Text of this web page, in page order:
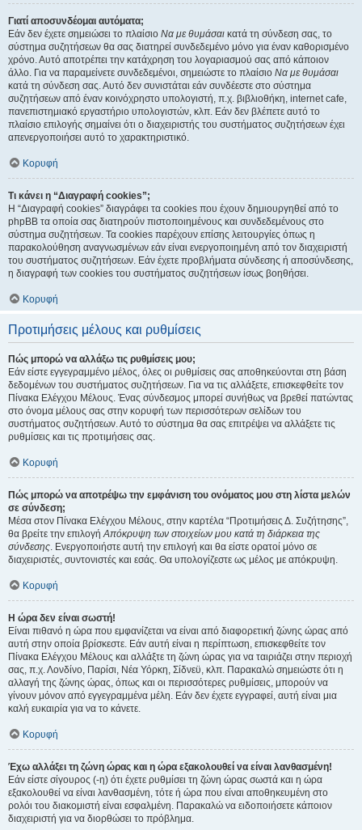
Γιατί αποσυνδέομαι αυτόματα;
Εάν δεν έχετε σημειώσει το πλαίσιο Να με θυμάσαι κατά τη σύνδεση σας, το
σύστημα συζητήσεων θα σας διατηρεί συνδεδεμένο μόνο για έναν καθορισμένο
χρόνο. Αυτό αποτρέπει την κατάχρηση του λογαριασμού σας από κάποιον
άλλο. Για να παραμείνετε συνδεδεμένοι, σημειώστε το πλαίσιο Να με θυμάσαι
κατά τη σύνδεση σας. Αυτό δεν συνιστάται εάν συνδέεστε στο σύστημα
συζητήσεων από έναν κοινόχρηστο υπολογιστή, π.χ. βιβλιοθήκη, internet cafe,
πανεπιστημιακό εργαστήριο υπολογιστών, κλπ. Εάν δεν βλέπετε αυτό το
πλαίσιο επιλογής σημαίνει ότι ο διαχειριστής του συστήματος συζητήσεων έχει
απενεργοποιήσει αυτό το χαρακτηριστικό.
Κορυφή
Τι κάνει η “Διαγραφή cookies”;
Η “Διαγραφή cookies” διαγράφει τα cookies που έχουν δημιουργηθεί από το
phpBB τα οποία σας διατηρούν πιστοποιημένους και συνδεδεμένους στο
σύστημα συζητήσεων. Τα cookies παρέχουν επίσης λειτουργίες όπως η
παρακολούθηση αναγνωσμένων εάν είναι ενεργοποιημένη από τον διαχειριστή
του συστήματος συζητήσεων. Εάν έχετε προβλήματα σύνδεσης ή αποσύνδεσης,
η διαγραφή των cookies του συστήματος συζητήσεων ίσως βοηθήσει.
Κορυφή
Προτιμήσεις μέλους και ρυθμίσεις
Πώς μπορώ να αλλάξω τις ρυθμίσεις μου;
Εάν είστε εγγεγραμμένο μέλος, όλες οι ρυθμίσεις σας αποθηκεύονται στη βάση
δεδομένων του συστήματος συζητήσεων. Για να τις αλλάξετε, επισκεφθείτε τον
Πίνακα Ελέγχου Μέλους. Ένας σύνδεσμος μπορεί συνήθως να βρεθεί πατώντας
στο όνομα μέλους σας στην κορυφή των περισσότερων σελίδων του
συστήματος συζητήσεων. Αυτό το σύστημα θα σας επιτρέψει να αλλάξετε τις
ρυθμίσεις και τις προτιμήσεις σας.
Κορυφή
Πώς μπορώ να αποτρέψω την εμφάνιση του ονόματος μου στη λίστα μελών
σε σύνδεση;
Μέσα στον Πίνακα Ελέγχου Μέλους, στην καρτέλα “Προτιμήσεις Δ. Συζήτησης”,
θα βρείτε την επιλογήΑπόκρυψη των στοιχείων μου κατά τη διάρκεια της
σύνδεσης. Ενεργοποιήστε αυτή την επιλογή και θα είστε ορατοί μόνο σε
διαχειριστές, συντονιστές και εσάς. Θα υπολογίζεστε ως μέλος με απόκρυψη.
Κορυφή
Η ώρα δεν είναι σωστή!
Είναι πιθανό η ώρα που εμφανίζεται να είναι από διαφορετική ζώνης ώρας από
αυτή στην οποία βρίσκεστε. Εάν αυτή είναι η περίπτωση, επισκεφθείτε τον
Πίνακα Ελέγχου Μέλους και αλλάξτε τη ζώνη ώρας για να ταιριάζει στην περιοχή
σας, π.χ. Λονδίνο, Παρίσι, Νέα Υόρκη, Σίδνεϋ, κλπ. Παρακαλώ σημειώστε ότι η
αλλαγή της ζώνης ώρας, όπως και οι περισσότερες ρυθμίσεις, μπορούν να
γίνουν μόνον από εγγεγραμμένα μέλη. Εάν δεν έχετε εγγραφεί, αυτή είναι μια
καλή ευκαιρία για να το κάνετε.
Κορυφή
Έχω αλλάξει τη ζώνη ώρας και η ώρα εξακολουθεί να είναι λανθασμένη!
Εάν είστε σίγουρος (-η) ότι έχετε ρυθμίσει τη ζώνη ώρας σωστά και η ώρα
εξακολουθεί να είναι λανθασμένη, τότε ή ώρα που είναι αποθηκευμένη στο
ρολόι του διακομιστή είναι εσφαλμένη. Παρακαλώ να ειδοποιήσετε κάποιον
διαχειριστή για να διορθώσει το πρόβλημα.